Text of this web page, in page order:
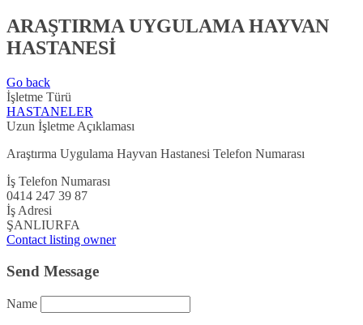
ARAŞTIRMA UYGULAMA HAYVAN
HASTANESİ
Go back
İşletme Türü
HASTANELER
Uzun İşletme Açıklaması
Araştırma Uygulama Hayvan Hastanesi Telefon Numarası
İş Telefon Numarası
0414 247 39 87
İş Adresi
ŞANLIURFA
Contact listing owner
Send Message
Name